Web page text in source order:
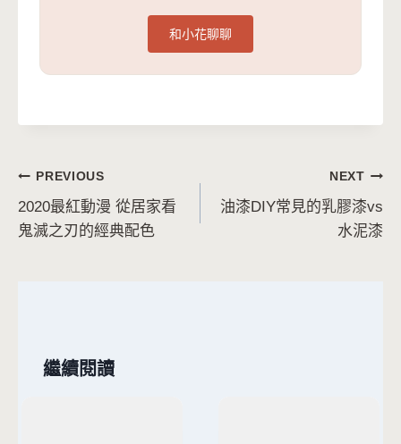
和小花聊聊
文
章
PREVIOUS
2020最紅動漫 從居家看
鬼滅之刃的經典配色
NEXT
油漆DIY常見的乳膠漆vs
水泥漆
繼續閱讀